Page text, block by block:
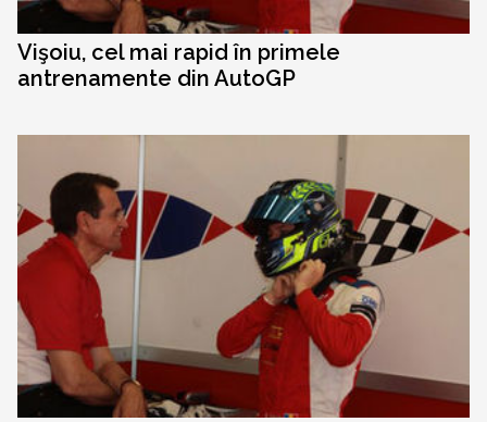
Vişoiu, cel mai rapid în primele
antrenamente din AutoGP